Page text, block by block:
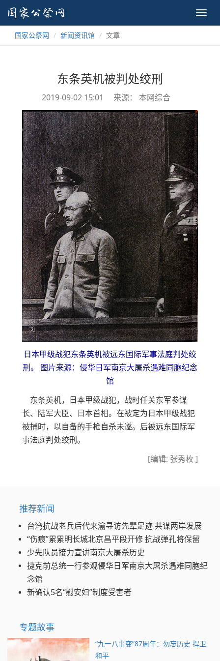
国家公祭网
新闻资讯馆 文章
东条英机被判处绞刑
2019-09-02 15:01 来源： 本网综合
日本甲级战犯东条英机被远东国际军事法庭判处绞
刑。
图片来源：侵华日军南京大屠杀遇难同胞纪念
馆
东条英机，日本甲级战犯，战时任关东军参谋
长、陆军大臣、日本首相。在被定为日本甲级战犯
被捕时，以自备的手枪自杀未遂。后被远东国际军
事法庭判处绞刑。
[编辑: 张秀枚 ]
推荐新闻
台湾抗战老兵后代来渝寻访先辈足迹 共谋两岸发展
“伤痕”累累明长城北京昌平段开修 抗战弹孔将保留
少先队员接力宣讲南京大屠杀历史
捷克前总统一行参观侵华日军南京大屠杀遇难同胞纪
念馆
新确认5名“慰安妇”制度受害者
专题故事
“九一八事变”87周年：勿忘历史 捍卫
和平